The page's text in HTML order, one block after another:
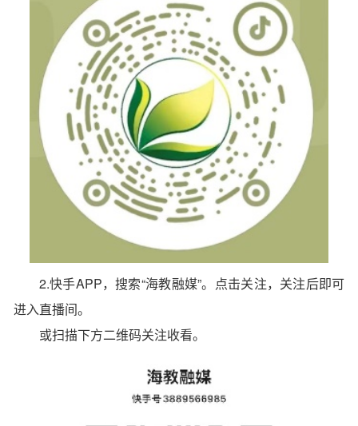
2.快手APP，搜索“海教融媒”。点击关注，关注后即可
进入直播间。
或扫描下方二维码关注收看。